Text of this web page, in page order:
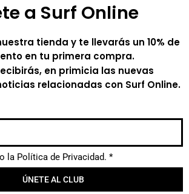
a Surf Online
tienda y te llevarás un 10% de
en tu primera compra.
en primicia las nuevas
relacionadas con Surf Online.
la Política de Privacidad. *
ÚNETE AL CLUB